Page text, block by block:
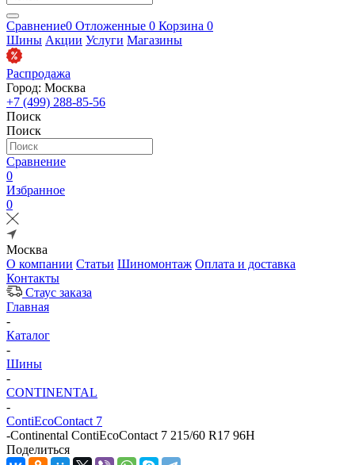
Сравнение0 Отложенные 0 Корзина 0
Шины Акции Услуги Магазины
Распродажа
Город: Москва
+7 (499) 288-85-56
Поиск
Поиск
Сравнение
0
Избранное
0
Москва
О компании Статьи Шиномонтаж Оплата и доставка
Контакты
Стаус заказа
Главная
-
Каталог
-
Шины
-
CONTINENTAL
-
ContiEcoContact 7
-Continental ContiEcoContact 7 215/60 R17 96H
Поделиться